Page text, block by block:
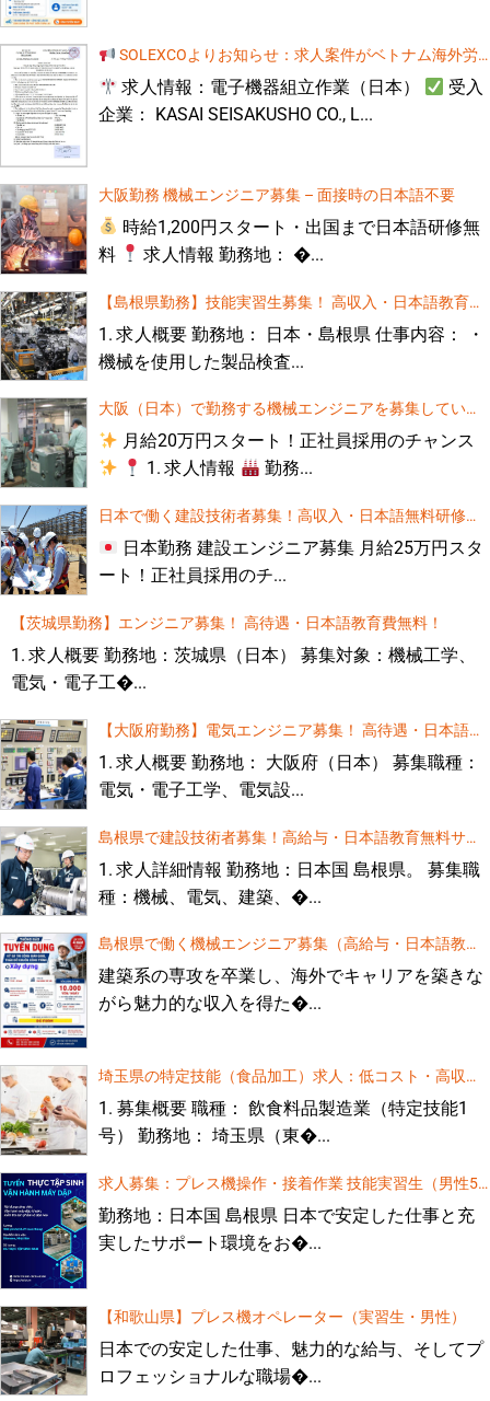
【求人】CNCフライス盤加工エンジニア募集
【茨城県勤務】エンジニア募集！ 高待遇・日本語教育費無料！
1. 求人概要 勤務地：茨城県（日本） 募集対象：機械工学、電気・電子
工学、自動化工学、自動車工学などの関連学科を卒業された方 仕事内
容： ・機械製品の検査および梱包作業 ・NC工作機械、CNC工作機械の
操作 ・自動車部[...][...]
関連学科卒業者 仕事内容： 建物内の電気設備工事お
よび電気配線の施工業務 2. 給与・待遇[...]
SOLEXCOよりお知らせ：求人案件がベトナム海外労
働管理局（DOLAB）の承認を受けました。
求人情報：電子機器組立作業（日本）
受入
企業： KASAI SEISAKUSHO CO., L...
大阪勤務 機械エンジニア募集 – 面接時の日本語不要
時給1,200円スタート・出国まで日本語研修無
料
求人情報 勤務地： �...
【島根県勤務】技能実習生募集！ 高収入・日本語教育費
無料！
1. 求人概要 勤務地： 日本・島根県 仕事内容： ・
機械を使用した製品検査...
大阪（日本）で勤務する機械エンジニアを募集していま
す（高給、無料語学研修あり）
月給20万円スタート！正社員採用のチャンス
1. 求人情報
勤務...
日本で働く建設技術者募集！高収入・日本語無料研修あ
日本勤務 建設エンジニア募集 月給25万円スタ
ート！正社員採用のチ...
【茨城県勤務】エンジニア募集！ 高待遇・日本語教育費無料！
1. 求人概要 勤務地：茨城県（日本） 募集対象：機械工学、
電気・電子工�...
【大阪府勤務】電気エンジニア募集！ 高待遇・日本語教
育費無料！
1. 求人概要 勤務地： 大阪府（日本） 募集職種：
電気・電子工学、電気設...
島根県で建設技術者募集！高給与・日本語教育無料サポ
ート
1. 求人詳細情報 勤務地：日本国 島根県。 募集職
種：機械、電気、建築、�...
島根県で働く機械エンジニア募集（高給与・日本語教育
無料）
建築系の専攻を卒業し、海外でキャリアを築きな
がら魅力的な収入を得た�...
埼玉県の特定技能（食品加工）求人：低コスト・高収
入！
1. 募集概要 職種： 飲食料品製造業（特定技能1
号） 勤務地： 埼玉県（東�...
求人募集：プレス機操作・接着作業 技能実習生（男性5
名）
勤務地：日本国 島根県 日本で安定した仕事と充
実したサポート環境をお�...
【和歌山県】プレス機オペレーター（実習生・男性）
日本での安定した仕事、魅力的な給与、そしてプ
ロフェッショナルな職場�...